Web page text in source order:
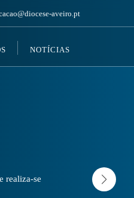
aveiro.pt
NOTÍCIAS
realiza-se